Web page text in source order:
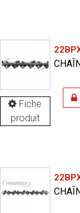
Fiche
produit